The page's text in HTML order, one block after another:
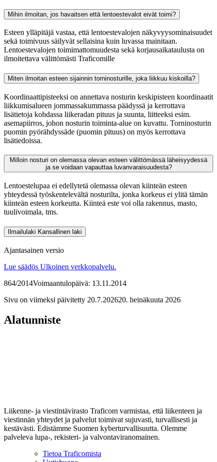
Mihin ilmoitan, jos havaitsen että lentoestevalot eivät toimi?
Esteen ylläpitäjä vastaa, että lentoestevalojen näkyvyysominaisuudet
sekä toimivuus säilyvät sellaisina kuin luvassa mainitaan.
Lentoestevalojen toimimattomuudesta sekä korjausaikataulusta on
ilmoitettava välittömästi Traficomille
Miten ilmoitan esteen sijainnin torninosturille, joka liikkuu kiskoilla?
Koordinaattipisteeksi on annettava nosturin keskipisteen koordinaatit
liikkumisalueen jommassakummassa päädyssä ja kerrottava
lisätietoja kohdassa liikeradan pituus ja suunta, liitteeksi esim.
asemapiirros, johon nosturin toiminta-alue on kuvattu. Torninosturin
puomin pyörähdyssäde (puomin pituus) on myös kerrottava
lisätiedoissa.
Milloin nosturi on olemassa olevan esteen välittömässä läheisyydessä
ja se voidaan vapauttaa luvanvaraisuudesta?
Lentoestelupaa ei edellytetä olemassa olevan kiinteän esteen
yhteydessä työskentelevältä nosturilta, jonka korkeus ei ylitä tämän
kiinteän esteen korkeutta. Kiinteä este voi olla rakennus, masto,
tuulivoimala, tms.
Ilmailulaki Kansallinen laki
Ajantasainen versio
Lue säädös Ulkoinen verkkopalvelu.
864/2014Voimaantulopäivä: 13.11.2014
Sivu on viimeksi päivitetty 20.7.202620. heinäkuuta 2026
Alatunniste
Liikenne- ja viestintävirasto Traficom varmistaa, että liikenteen ja
viestinnän yhteydet ja palvelut toimivat sujuvasti, turvallisesti ja
kestävästi. Edistämme Suomen kyberturvallisuutta. Olemme
palveleva lupa-, rekisteri- ja valvontaviranomainen.
Tietoa Traficomista